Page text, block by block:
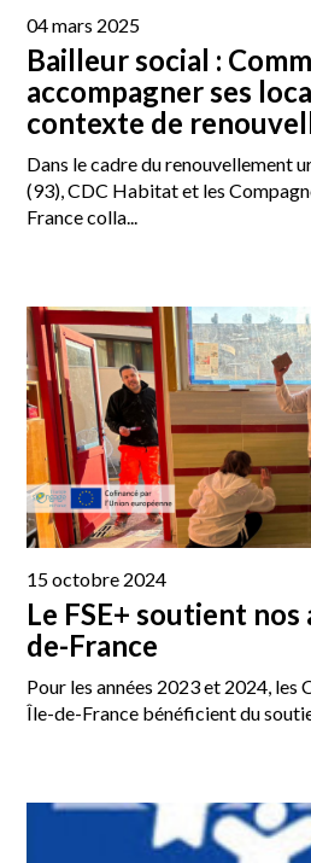
04 mars 2025
Bailleur social :
accompagner ses
contexte de
Dans le cadre du renouvellement
(93), CDC Habitat et les
France colla...
15 octobre 2024
Le FSE+ soutient
de-France
Pour les années 2023 et 2024, les
Île-de-France bénéficient du